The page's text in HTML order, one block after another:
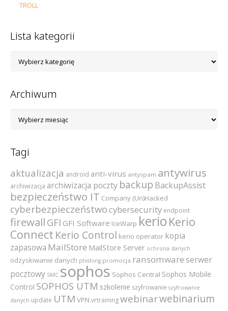
TROLL
Lista kategorii
kategorii
Archiwum
Tagi
aktualizacja android anti-virus antyspam antywirus
archiwizacja archiwizacja poczty backup BackupAssist
bezpieczeństwo IT Company (Un)Hacked
cyberbezpieczeństwocybersecurity endpoint
firewall GFI GFI Software IceWarp kerio Kerio
Connect Kerio Control kerio operator kopia
zapasowa MailStore MailStore Server ochrona danych
odzyskiwanie danych phishing promocja ransomware serwer
pocztowy SMC sophos Sophos Central Sophos Mobile
Control SOPHOS UTM szkolenie szyfrowanie szyfrowanie
danych update UTM VPN vrtrainingwebinarwebinarium